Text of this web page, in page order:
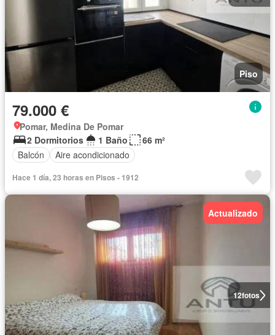
Piso
79.000 €
Pomar, Medina De Pomar
2 Dormitorios
1 Baño
66 m²
Balcón
Aire acondicionado
Hace 1 día, 23 horas en Pisos - 1912
12fotos
Actualizado